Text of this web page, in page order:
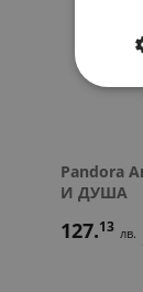
Pandora
И ДУША
127.13 лв.